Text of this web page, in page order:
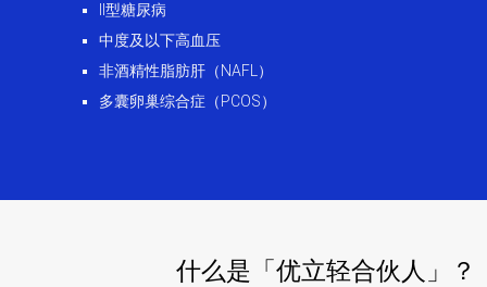
II型糖尿病
中度及以下高血压
非酒精性脂肪肝（NAFL）
多囊卵巢综合症（PCOS）
什么是「优立轻合伙人」？